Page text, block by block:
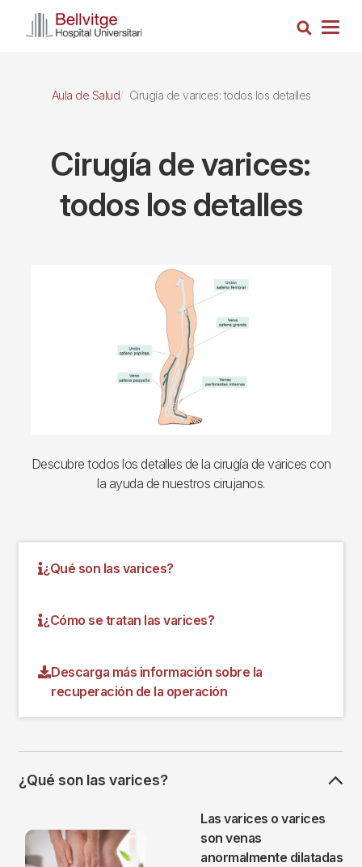
Busca
Aula de Salud Cirugía de varices: todos los detalles
Cirugía de varices:
todos los detalles
Descubre todos los detalles de la cirugía de varices con
la ayuda de nuestros cirujanos.
¿Qué son las varices?
¿Cómo se tratan las varices?
Descarga más información sobre la
recuperación de la operación
¿Qué son las varices?
Las varices o varices
son venas
anormalmente dilatadas